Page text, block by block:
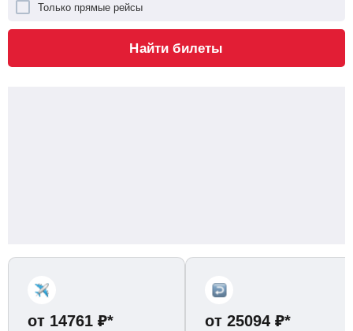
Только прямые рейсы
Найти билеты
от 14761 ₽* от 25094 ₽*